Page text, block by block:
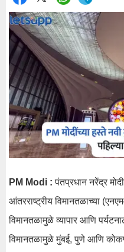
PM Modi : पंतप्रधान नरेंद्र
आंतरराष्ट्रीय विमानतळाच्या
विमानतळामुळे व्यापार आणि
विमानतळामुळे मुंबई, पुणे आणि